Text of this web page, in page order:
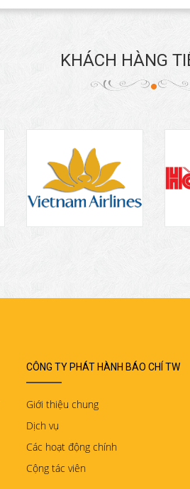
KHÁCH HÀNG
CÔNG TY PHÁT HÀNH BÁO CHÍ TW
Giới thiệu chung
Dịch vụ
Các hoạt động chính
Cộng tác viên